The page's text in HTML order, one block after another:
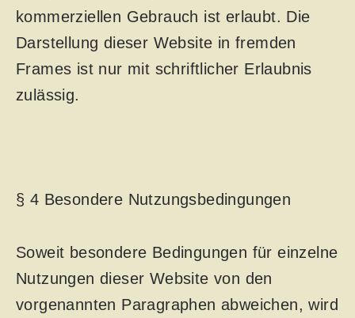
kommerziellen Gebrauch ist erlaubt. Die
Darstellung dieser Website in fremden
Frames ist nur mit schriftlicher Erlaubnis
zulässig.
§ 4 Besondere Nutzungsbedingungen
Soweit besondere Bedingungen für einzelne
Nutzungen dieser Website von den
vorgenannten Paragraphen abweichen, wird